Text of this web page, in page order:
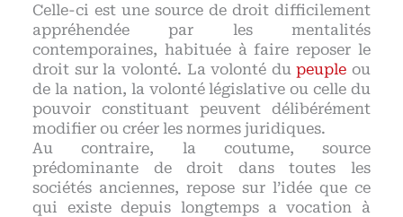
Celle-ci est une source de droit difficilement
appréhendée par les mentalités
contemporaines, habituée à faire reposer le
droit sur la volonté. La volonté dupeuple ou
de la nation, la volonté législative ou celle du
pouvoir constituant peuvent délibérément
modifier ou créer les normes juridiques.
Au contraire, la coutume, source
prédominante de droit dans toutes les
sociétés anciennes, repose sur l’idée que ce
qui existe depuis longtemps a vocation à